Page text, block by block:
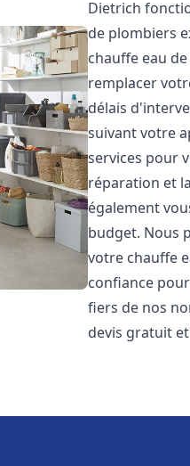
Dietrich
de plombiers
chauffe eau
remplacer
délais
suivant votre
services pour
réparation et
également
budget. Nous
votre chauffe
confiance
fiers de nos
devis gratuit